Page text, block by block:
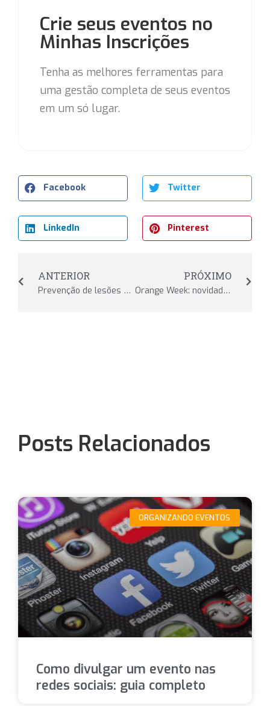
Crie seus eventos no
Minhas Inscrições
Tenha as melhores ferramentas para
uma gestão completa de seus eventos
em um só lugar.
Facebook Twitter
LinkedIn Pinterest
ANTERIOR
Prevenção de lesões em atividades físicas: como evitar?
PRÓXIMO
Orange Week: novidades imperdíveis no MI
Posts Relacionados
ORGANIZANDO EVENTOS
Como divulgar um evento nas
redes sociais: guia completo